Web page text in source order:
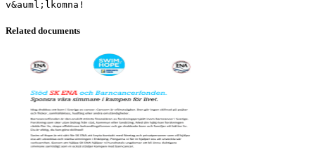
Related documents